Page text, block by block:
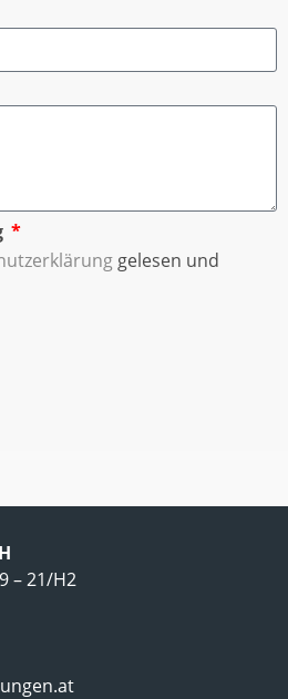
gelesen und
– 21/H2